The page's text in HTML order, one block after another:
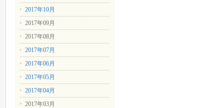
2017年10月
2017年09月
2017年08月
2017年07月
2017年06月
2017年05月
2017年04月
2017年03月